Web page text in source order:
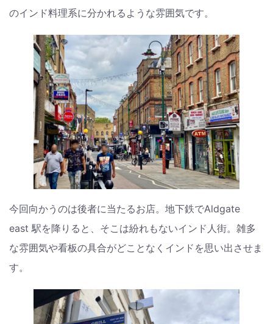
のインド料理系に分かれるような雰囲気です。
今回向かうのは後者に当たるお店。地下鉄でAldgate
east 駅を降りると、そこは紛れもないインド人街。雑多
な雰囲気や看板の具合がどことなくインドを思い出させま
す。